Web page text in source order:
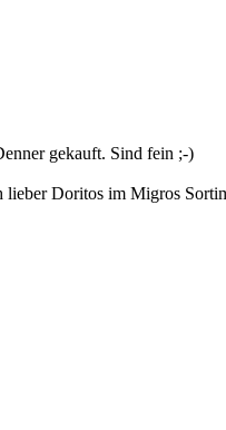
gekauft. Sind fein ;-)
lieber Doritos im Migros